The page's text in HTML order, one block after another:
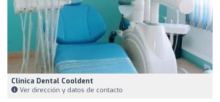
Clinica Dental Cooldent
Ver dirección y datos de contacto